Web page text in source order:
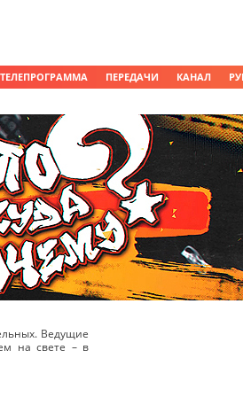
ТЕЛЕПРОГРАММА ПЕРЕДАЧИ КАНАЛ
Ведущие
на свете – в